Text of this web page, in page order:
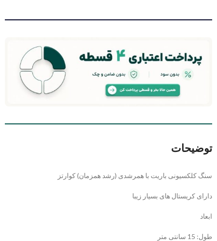
توضیحات
سنگ کلکسیونی باریت با همرشدی (رشد همزمان) کوارتز
دارای کریستال های بسیار زیبا
ابعاد
طول: 15 سانتی متر